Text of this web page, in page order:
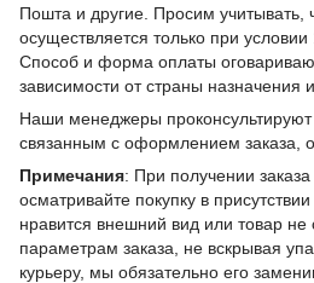
Пошта и другие. Просим учитывать,
осуществляется только при
Способ и форма оплаты
зависимости от страны назначения
Наши менеджеры проконсультируют
связанным с оформлением заказа,
Примечания: При получении
осматривайте покупку в
нравится внешний вид или товар не
параметрам заказа, не вскрывая
курьеру, мы обязательно его